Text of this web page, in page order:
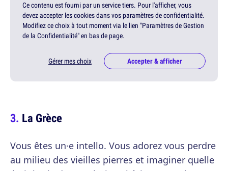
Ce contenu est fourni par un service tiers. Pour l'afficher, vous
devez accepter les cookies dans vos paramètres de confidentialité.
Modifiez ce choix à tout moment via le lien "Paramètres de Gestion
de la Confidentialité" en bas de page.
Gérer mes choix Accepter & afficher
La Grèce
Vous êtes un·e intello. Vous adorez vous perdre
au milieu des vieilles pierres et imaginer quelle